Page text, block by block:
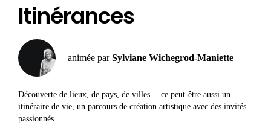
Itinérances
animée parSylviane Wichegrod-Maniette
Découverte de lieux, de pays, de villes… ce peut-être aussi un
itinéraire de vie, un parcours de création artistique avec des invités
passionnés.